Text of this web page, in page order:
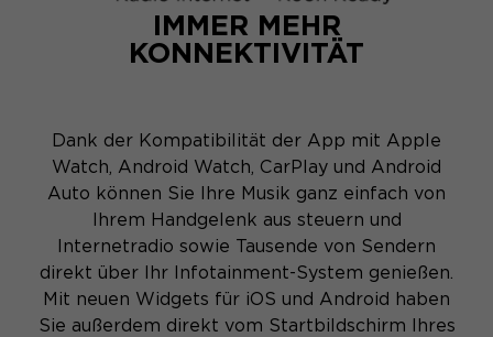
IMMER MEHR
KONNEKTIVITÄT
Dank der Kompatibilität der App mit Apple
Watch, Android Watch, CarPlay und Android
Auto können Sie Ihre Musik ganz einfach von
Ihrem Handgelenk aus steuern und
Internetradio sowie Tausende von Sendern
direkt über Ihr Infotainment-System genießen.
Mit neuen Widgets für iOS und Android haben
Sie außerdem direkt vom Startbildschirm Ihres